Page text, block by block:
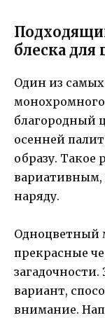
блеска для
Один из
благородный
осенней
образу. Такое
наряду.
Одноцветный
прекрасные
вариант,
внимание.